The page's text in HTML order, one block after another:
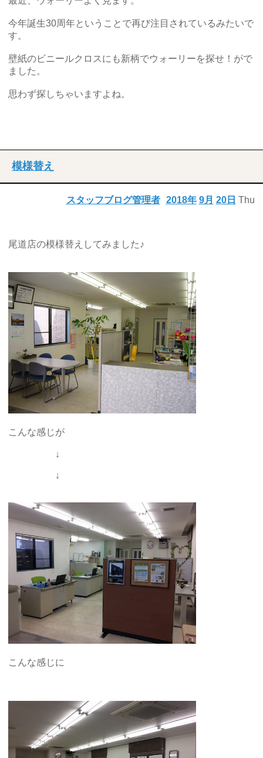
今年誕生30周年ということで再び注目されているみたいで
す。
壁紙のビニールクロスにも新柄でウォーリーを探せ！がで
ました。
思わず探しちゃいますよね。
模様替え
2018年 9月 20日 Thu
スタッフブログ管理者
尾道店の模様替えしてみました♪
こんな感じが
↓
↓
こんな感じに